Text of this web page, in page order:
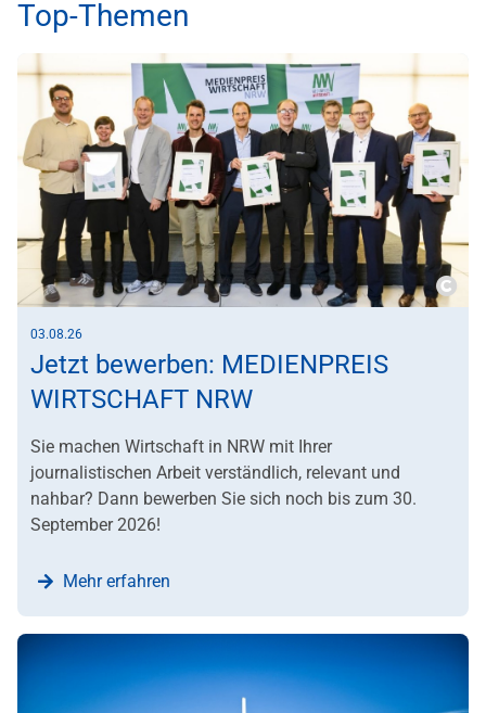
Top-Themen
03.08.26
Jetzt bewerben: MEDIENPREIS
WIRTSCHAFT NRW
Sie machen Wirtschaft in NRW mit Ihrer
journalistischen Arbeit verständlich, relevant und
nahbar? Dann bewerben Sie sich noch bis zum 30.
September 2026!
Mehr erfahren